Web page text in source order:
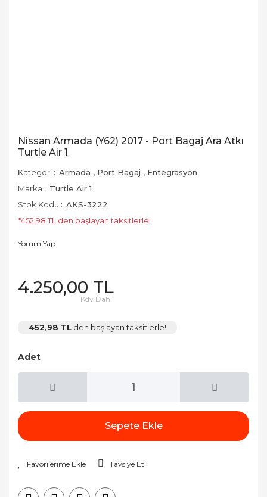
Nissan Armada (Y62) 2017 - Port Bagaj Ara Atkı
Turtle Air 1
Kategori Armada , Port Bagaj , Entegrasyon
Marka
Turtle Air 1
Stok Kodu
AKS-3222
*452,98 TL den başlayan taksitlerle!
Yorum Yap
4.250,00 TL
Kdv Dahil
452,98 TL den başlayan taksitlerle!
Adet
Sepete Ekle
Tavsiye Et